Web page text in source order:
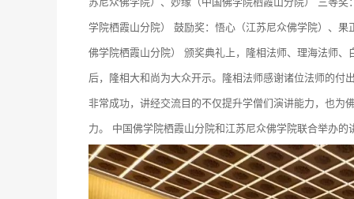
学院栖霞山分院） 鼓励奖：悟心（江苏尼众佛学院）、
佛学院栖霞山分院） 颁奖典礼上，隆相法师、理海法师
后，隆相大和尚为大众开示。隆相法师感谢诸位法师的
非常成功，讲经交流目的不仅提升学僧们演讲能力，也为
力。 中国佛学院栖霞山分院和江苏尼众佛学院联合举办